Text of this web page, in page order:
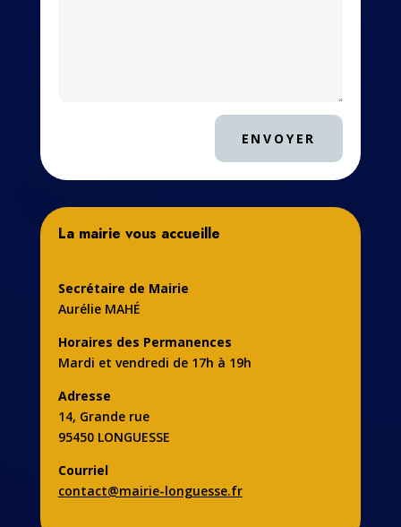
ENVOYER
La mairie vous accueille
Secrétaire de Mairie
Aurélie MAHÉ
Horaires des Permanences
Mardi et vendredi de 17h à 19h
Adresse
14, Grande rue
95450 LONGUESSE
Courriel
contact@mairie-longuesse.fr